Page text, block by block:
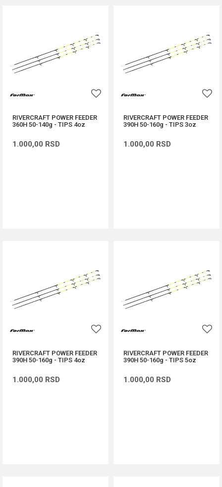
RIVERCRAFT POWER FEEDER
360H 50-140g - TIPS 4oz
1.000,00 RSD
RIVERCRAFT POWER FEEDER
390H 50-160g - TIPS 3oz
1.000,00 RSD
RIVERCRAFT POWER FEEDER
390H 50-160g - TIPS 4oz
1.000,00 RSD
RIVERCRAFT POWER FEEDER
390H 50-160g - TIPS 5oz
1.000,00 RSD